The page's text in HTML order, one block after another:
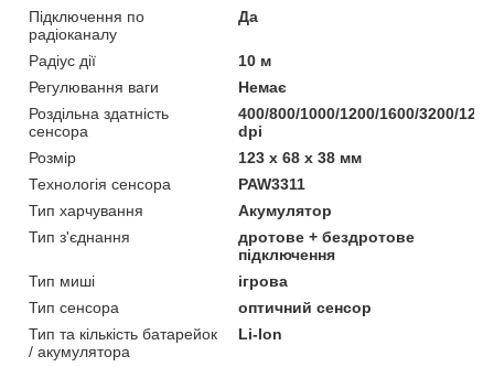
Підключення по
радіоканалу
Да
Радіус дії
10 м
Регулювання ваги
Немає
Роздільна здатність
сенсора
400/800/1000/1200/1600/3200/
dpi
Розмір
123 х 68 х 38 мм
Технологія сенсора
PAW3311
Тип харчування
Акумулятор
Тип з'єднання
дротове + бездротове
підключення
Тип миші
ігрова
Тип сенсора
оптичний сенсор
Тип та кількість батарейок
/ акумулятора
Li-Ion